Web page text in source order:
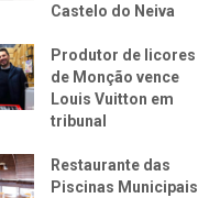
Castelo do Neiva
Produtor de licores
de Monção vence
Louis Vuitton em
tribunal
Restaurante das
Piscinas Municipais